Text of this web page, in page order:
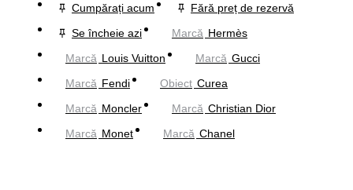
Cumpărați acum
Fără preț de rezervă
Se încheie azi
Marcă Hermès
Marcă Louis Vuitton Marcă Gucci
Marcă Fendi Obiect Curea
Marcă Moncler Marcă Christian Dior
Marcă Monet Marcă Chanel